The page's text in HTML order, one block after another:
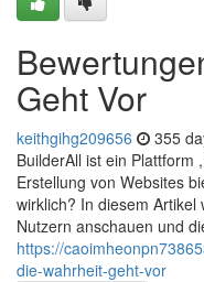
Geht Vor
keithgihg209656 355
BuilderAll ist ein Plattform
Erstellung von Websites
wirklich? In diesem
Nutzern anschauen und
https://
die-wahrheit-geht-vor